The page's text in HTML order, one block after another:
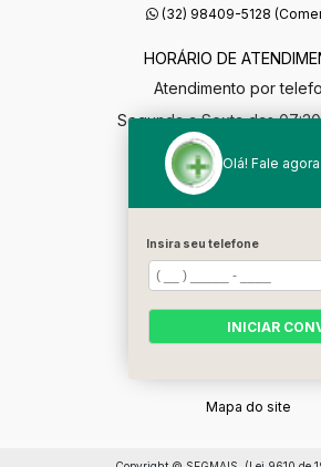
(32) 98409-5128
HORÁRIO DE
Atendimento por
Segunda a Sexta das
Empresa
Contato
Mapa do site
Olá! Fale
Insira seu telefone
INICIAR